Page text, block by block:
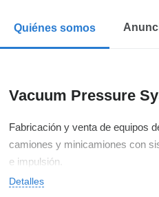
Quiénes somos
Vacuum Pressure
Fabricación y venta de equipos
camiones y minicamiones con
e impulsión.
Detalles